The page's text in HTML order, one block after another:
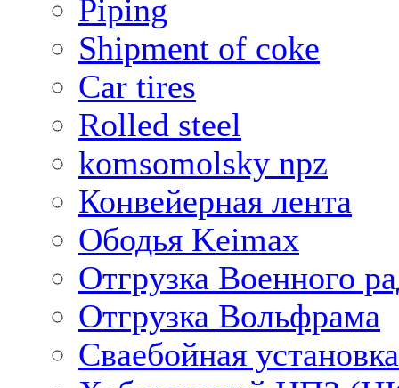
Piping
Shipment of coke
Car tires
Rolled steel
komsomolsky npz
Конвейерная лента
Ободья Keimax
Отгрузка Военного
Отгрузка Вольфрама
Сваебойная установка